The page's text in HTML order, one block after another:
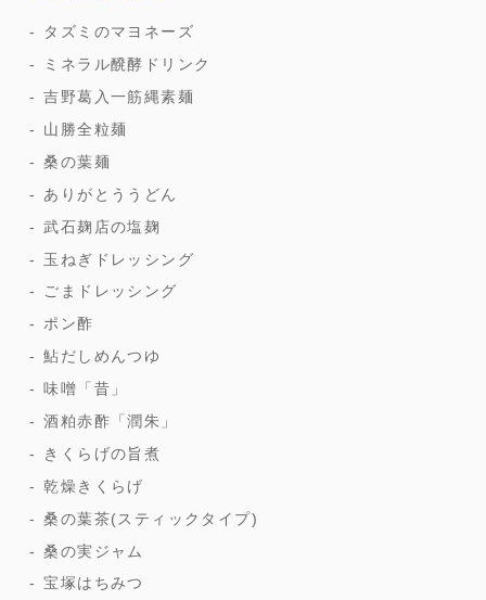
タズミのマヨネーズ
ミネラル醗酵ドリンク
吉野葛入一筋縄素麺
山勝全粒麺
桑の葉麺
ありがとううどん
武石麹店の塩麹
玉ねぎドレッシング
ごまドレッシング
ポン酢
鮎だしめんつゆ
味噌「昔」
酒粕赤酢「潤朱」
きくらげの旨煮
乾燥きくらげ
桑の葉茶(スティックタイプ)
桑の実ジャム
宝塚はちみつ